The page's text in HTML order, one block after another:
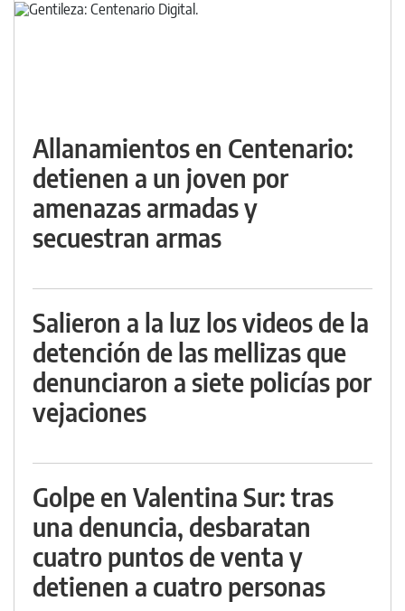
Allanamientos en Centenario:
detienen a un joven por
amenazas armadas y
secuestran armas
Salieron a la luz los videos de la
detención de las mellizas que
denunciaron a siete policías por
vejaciones
Golpe en Valentina Sur: tras
una denuncia, desbaratan
cuatro puntos de venta y
detienen a cuatro personas